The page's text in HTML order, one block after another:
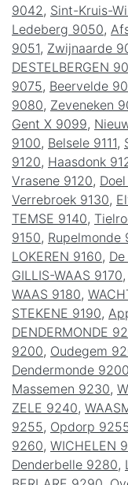
9042 , Sint-Kruis-
Ledeberg 9050,
9051, Zwijnaarde
DESTELBERGEN
9075, Beervelde
9080, Zeveneken
Gent X 9099,
9100, Belsele 9111,
9120, Haasdonk
Vrasene 9120,
Verrebroek 9130,
TEMSE 9140,
9150, Rupelmonde
LOKEREN 9160,
GILLIS-WAAS 9170,
WAAS 9180,
STEKENE 9190,
DENDERMONDE
9200, Oudegem
Dendermonde 9200
Massemen 9230,
ZELE 9240,
9255, Opdorp
9260, WICHELEN
Denderbelle 9280,